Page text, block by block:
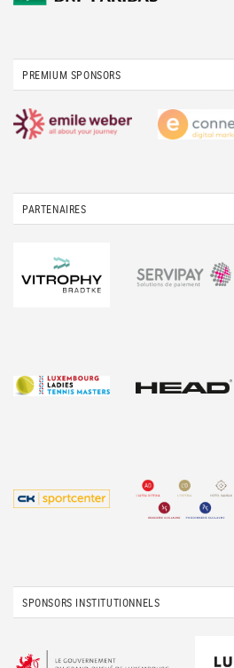
PREMIUM SPONSORS
PARTENAIRES
SPONSORS INSTITUTIONNELS